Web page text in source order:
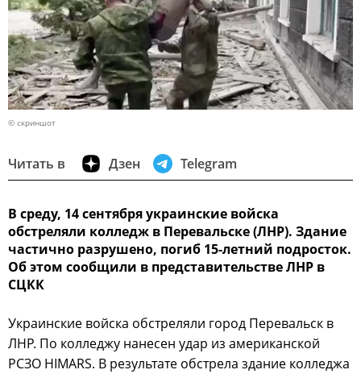
© скриншот
Читать в Дзен Telegram
В среду, 14 сентября украинские войска
обстреляли колледж в Перевальске (ЛНР). Здание
частично разрушено, погиб 15-летний подросток.
Об этом сообщили в представительстве ЛНР в
СЦКК
Украинские войска обстреляли город Перевальск в
ЛНР. По колледжу нанесен удар из американской
РСЗО HIMARS. В результате обстрела здание колледжа